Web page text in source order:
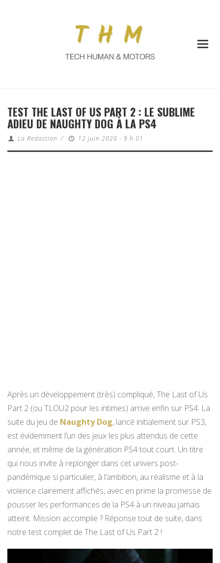
TEST THE LAST OF US PART 2 : LE SUBLIME
ADIEU DE NAUGHTY DOG À LA PS4
La Redaction / 12 juin 2020 - 9 h 01
Après un développement (très) compliqué, The Last of Us
Part 2 (ou TLOU2 pour les intimes) arrive enfin sur PS4. La
suite du jeu de Naughty Dog, lancé initialement sur PS3,
est évidemment l’un des jeux les plus attendus de cette
année, et même de la génération PS4 tout court. Un titre
qui nous invite à replonger dans cet univers post-
pandémique si particulier, à l’ambition, au réalisme et à la
violence clairement affichés, avec en prime la promesse de
pousser les performances de la PS4 à un niveau jamais
atteint. Mission accomplie ? Réponse tout de suite, dans
notre test complet de The Last of Us Part 2 !